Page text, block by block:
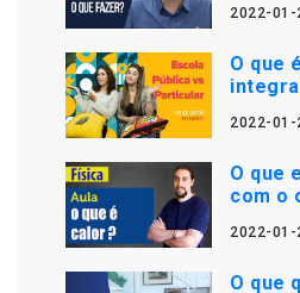
2022-01-
O que
2022-01-
O que
com o
2022-01-
O que